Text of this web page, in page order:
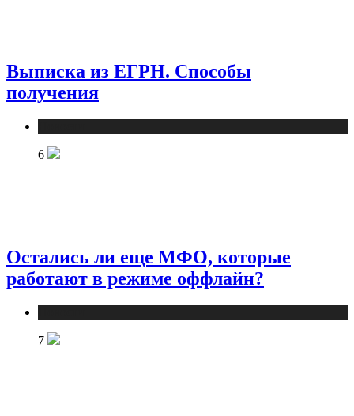
Выписка из ЕГРН. Способы
получения
6
Остались ли еще МФО, которые
работают в режиме оффлайн?
7